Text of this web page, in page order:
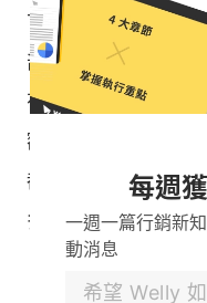
每週
一週一篇行銷新
動消息
首先我們來聊聊 外
部連結可分為「
反
有助於排名順序的
額外補充，並協助
都有所助益，也因
多 SEO 的操作重點